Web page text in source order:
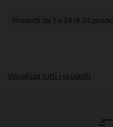
Prodotti da 1 a 24 di 24
Visualizza tutti i prodotti